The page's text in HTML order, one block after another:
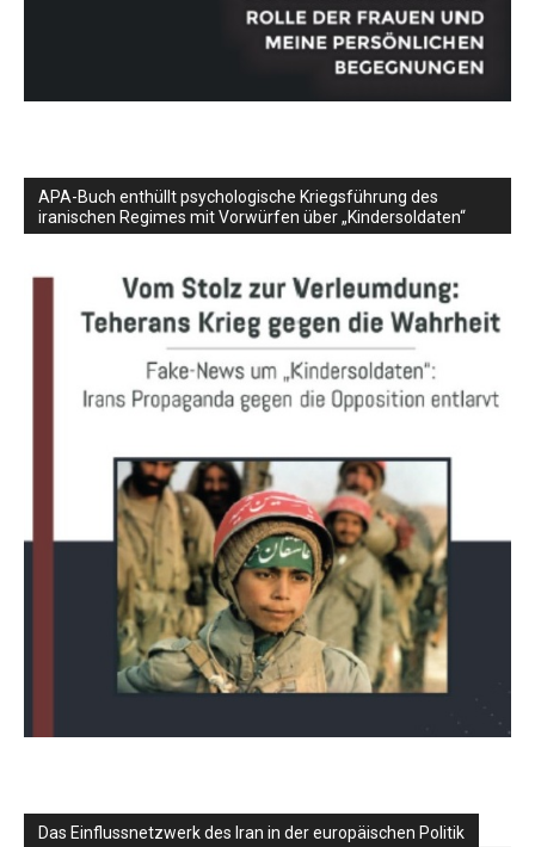
APA-Buch enthüllt psychologische Kriegsführung des
iranischen Regimes mit Vorwürfen über „Kindersoldaten“
Das Einflussnetzwerk des Iran in der europäischen Politik